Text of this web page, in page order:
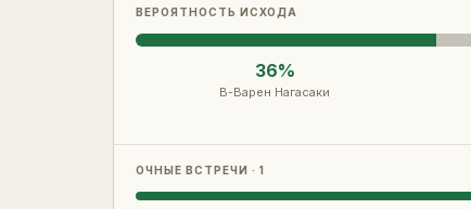
ВЕРОЯТНОСТЬ ИСХОДА
36%
В-Варен Нагасаки
ОЧНЫЕ ВСТРЕЧИ · 1